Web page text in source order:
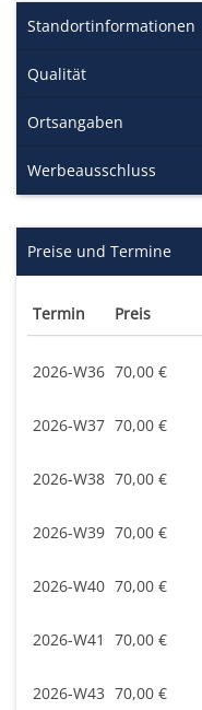
Standortinformationen
Qualität
Ortsangaben
Werbeausschluss
Preise und Termine
Termin Preis
2026-W36 70,00 €
2026-W37 70,00 €
2026-W38 70,00 €
2026-W39 70,00 €
2026-W40 70,00 €
2026-W41 70,00 €
2026-W43 70,00 €